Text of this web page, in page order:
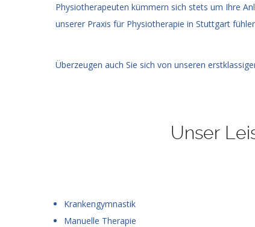
Physiotherapeuten kümmern sich stets um Ihre
unserer Praxis für Physiotherapie in Stuttgart
Überzeugen auch Sie sich von unseren
Unser
Krankengymnastik
Manuelle Therapie